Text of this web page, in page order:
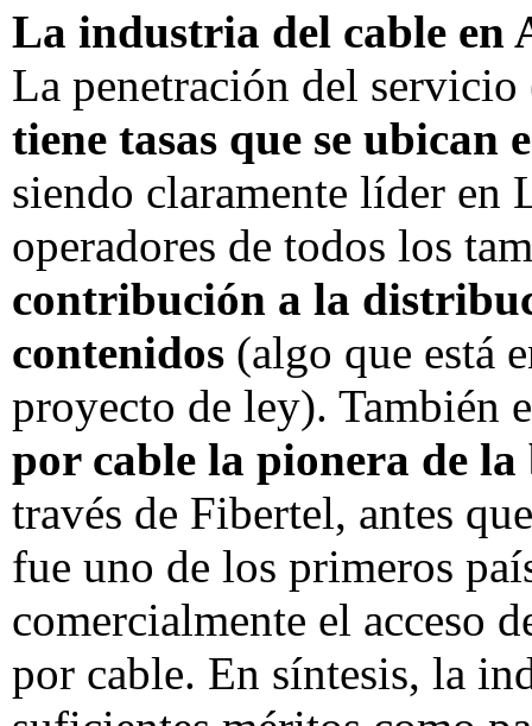
La industria del cable en
La penetración del servicio
tiene tasas que se ubican
siendo claramente líder en
operadores de todos los
contribución a la
contenidos (algo que está
proyecto de ley). También
por cable la pionera de
través de Fibertel, antes
fue uno de los primeros
comercialmente el acceso
por cable. En síntesis, la